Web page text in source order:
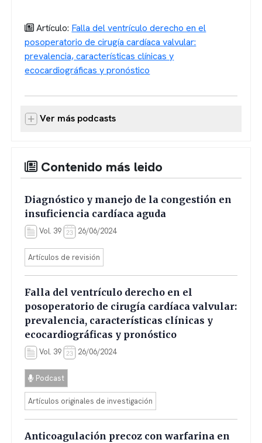
Artículo: Falla del ventrículo derecho en el
posoperatorio de cirugía cardíaca valvular:
prevalencia, características clínicas y
ecocardiográficas y pronóstico
Ver más podcasts
Contenido más leido
Diagnóstico y manejo de la congestión en
insuficiencia cardíaca aguda
Vol. 39 26/06/2024
Artículos de revisión
Falla del ventrículo derecho en el
posoperatorio de cirugía cardíaca valvular:
prevalencia, características clínicas y
ecocardiográficas y pronóstico
Vol. 39 26/06/2024
Podcast
Artículos originales de investigación
Anticoagulación precoz con warfarina en